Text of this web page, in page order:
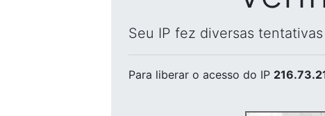
Seu IP fez diversas
Para liberar o acesso do IP